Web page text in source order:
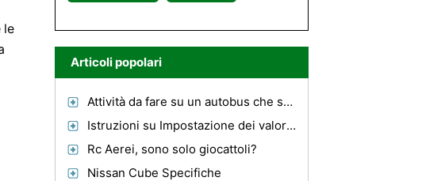
le
Articoli popolari
Attività da fare su un autobus che sono sicuri
Istruzioni su Impostazione dei valori su un Vance & Hines Fuelpak
Rc Aerei, sono solo giocattoli?
Nissan Cube Specifiche